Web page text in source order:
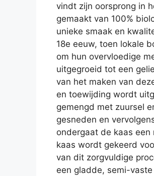
vindt zijn oorsprong in
gemaakt van 100%
unieke smaak en
18e eeuw, toen lokale
om hun overvloedige
uitgegroeid tot een
van het maken van
en toewijding wordt
gemengd met zuursel
gesneden en
ondergaat de kaas
kaas wordt gekeerd
van dit zorgvuldige
een gladde, semi-